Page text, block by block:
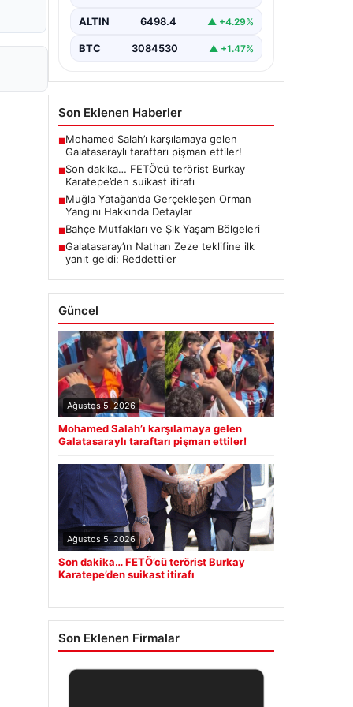
müdürlüklerince yürütülen ortak
ALTIN 6498.4 ▲ +4.29%
BTC 3084530 ▲ +1.47%
Son Eklenen Haberler
■Mohamed Salah’ı karşılamaya gelen
Galatasaraylı taraftarı pişman ettiler!
■Son dakika… FETÖ’cü terörist Burkay
Karatepe’den suikast itirafı
■Muğla Yatağan’da Gerçekleşen Orman
Yangını Hakkında Detaylar
■Bahçe Mutfakları ve Şık Yaşam Bölgeleri
■Galatasaray’ın Nathan Zeze teklifine ilk
yanıt geldi: Reddettiler
Güncel
Ağustos 5, 2026
Mohamed Salah’ı karşılamaya gelen
Galatasaraylı taraftarı pişman ettiler!
Ağustos 5, 2026
Son dakika… FETÖ’cü terörist Burkay
Karatepe’den suikast itirafı
Son Eklenen Firmalar